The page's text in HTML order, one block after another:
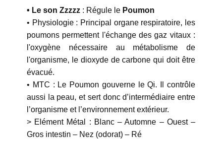
• Le son Zzzzz : Régule le Poumon
• Physiologie : Principal organe respiratoire, les
poumons permettent l'échange des gaz vitaux :
l'oxygène nécessaire au métabolisme de
l'organisme, le dioxyde de carbone qui doit être
évacué.
• MTC : Le Poumon gouverne le Qi. Il contrôle
aussi la peau, et sert donc d’intermédiaire entre
l’organisme et l’environnement extérieur.
> Elément Métal : Blanc – Automne – Ouest –
Gros intestin – Nez (odorat) – Ré